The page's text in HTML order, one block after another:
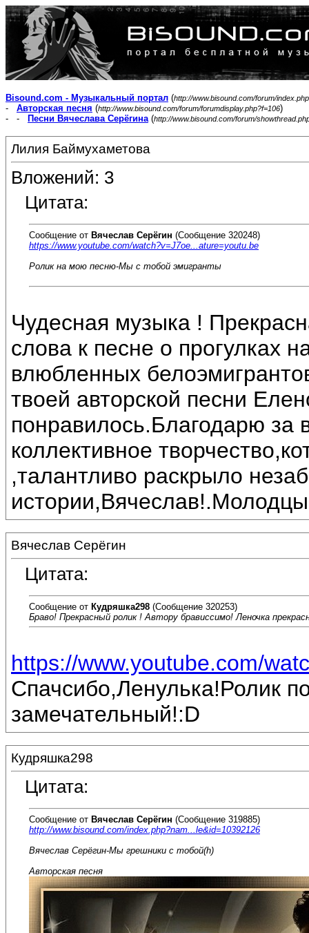
Bisound.com - Музыкальный портал (http://www.bisound.com/forum/index.php
- Авторская песня (http://www.bisound.com/forum/forumdisplay.php?f=106)
- -
Песни Вячеслава Серёгина(http://www.bisound.com/forum/
Лилия Баймухаметова
Вложений: 3
Цитата:
Сообщение от Вячеслав Серёгин (Сообщение 320248)
https://www.youtube.com/watch?v=J7oe...ature=youtu.be
Ролик на мою песню-Мы с тобой эмигранты
Чудесная музыка !
слова к песне о прогулках
влюбленных
твоей авторской песни
понравилось.Благодарю за
коллективное
,талантливо раскрыло
Вячеслав Серёгин
Цитата:
Сообщение от Кудряшка298 (Сообщение 320253)
Браво! Прекрасный ролик ! Автору брависсимо! Леночка
https://www.youtube.com/
Спачсибо,Ленулька!Ролик
замечательный!:D
Кудряшка298
Цитата:
Сообщение от Вячеслав Серёгин (Сообщение 319885)
http://www.bisound.com/index.php?nam...le&id=10392126
Вячеслав Серёгин-Мы грешники с тобой(h)
Авторская песня